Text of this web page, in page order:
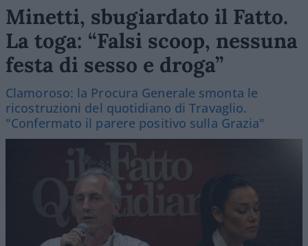
Minetti, sbugiardato il Fatto.
La toga: “Falsi scoop, nessuna
festa di sesso e droga”
Clamoroso: la Procura Generale smonta le
ricostruzioni del quotidiano di Travaglio.
"Confermato il parere positivo sulla Grazia"